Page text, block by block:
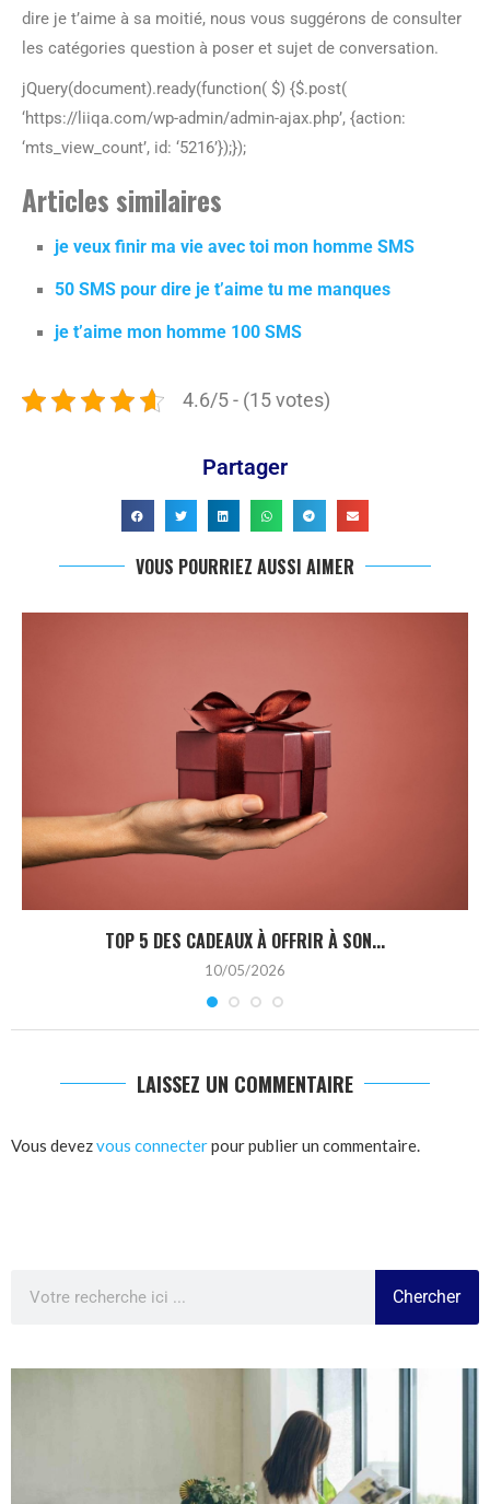
dire je t’aime à sa moitié, nous vous suggérons de consulter
les catégories question à poser et sujet de conversation.
jQuery(document).ready(function( $) {$.post(
‘https://liiqa.com/wp-admin/admin-ajax.php’, {action:
‘mts_view_count’, id: ‘5216’});});
Articles similaires
je veux finir ma vie avec toi mon homme SMS
50 SMS pour dire je t’aime tu me manques
je t’aime mon homme 100 SMS
4.6/5 - (15 votes)
Partager
VOUS POURRIEZ AUSSI AIMER
TOP 5 DES CADEAUX À OFFRIR À SON...
10/05/2026
LAISSEZ UN COMMENTAIRE
Vous devezvous connecterpour publier un commentaire.
Chercher